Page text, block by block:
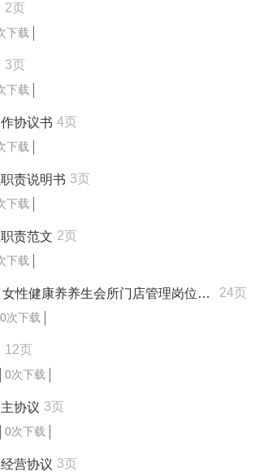
2页
下载
3页
下载
协议书 4页
下载
责说明书 3页
下载
责范文 2页
下载
健康养养生会所门店管理岗位职责标准手册 24页
0次下载
12页
0次下载
协议 3页
0次下载
营协议 3页